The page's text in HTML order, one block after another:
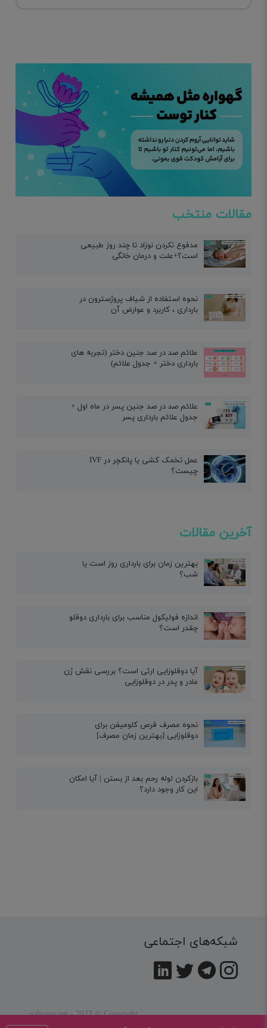
مقالات منتخب
مدفوع نکردن نوزاد تا چند روز طبیعی
است؟+علت و درمان خانگی
نحوه استفاده از شیاف پروژسترون در
بارداری ، کاربرد و عوارض آن
علائم صد در صد جنین دختر (تجربه های
بارداری دختر + جدول علائم)
علائم صد در صد جنین پسر در ماه اول +
جدول علائم بارداری پسر
عمل تخمک کشی یا پانکچر در IVF
چیست؟
آخرین مقالات
بهترین زمان برای بارداری روز است یا
شب؟
اندازه فولیکول مناسب برای بارداری دوقلو
چقدر است؟
آیا دوقلوزایی ارثی است؟ بررسی نقش ژن
مادر و پدر در دوقلوزایی
نحوه مصرف قرص کلومیفن برای
دوقلوزایی [بهترین زمان مصرف]
بازکردن لوله رحم بعد از بستن | آیا امکان
این کار وجود دارد؟
شبکه‌های اجتماعی
gahvare.net - 2022 © Copyright